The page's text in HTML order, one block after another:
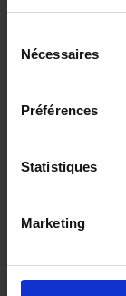
Nécessaires
Préférences
Statistiques
Marketing
26 980€